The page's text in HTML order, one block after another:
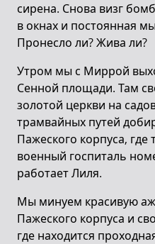
сирена. Снова визг
в окнах и постоянная
Пронесло ли? Жива ли?
Утром мы с Миррой
Сенной площади. Там
золотой церкви на
трамвайных путей
Пажеского корпуса,
военный госпиталь
работает Лиля.
Мы минуем красивую
Пажеского корпуса и
где находится